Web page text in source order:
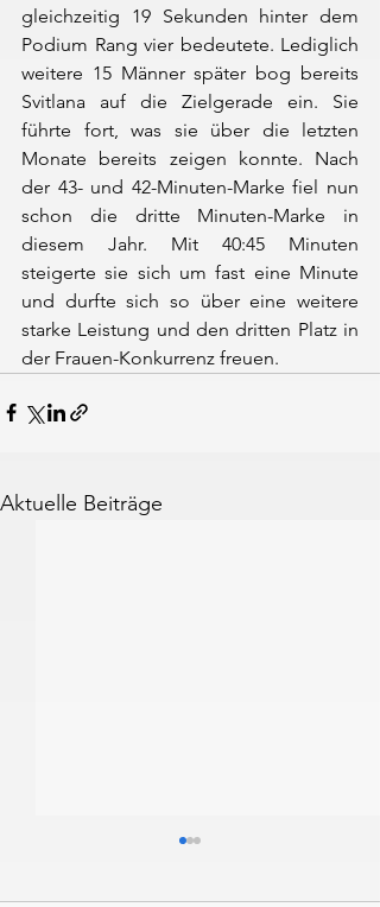
gleichzeitig 19 Sekunden hinter dem
Podium Rang vier bedeutete. Lediglich
weitere 15 Männer später bog bereits
Svitlana auf die Zielgerade ein. Sie
führte fort, was sie über die letzten
Monate bereits zeigen konnte. Nach
der 43- und 42-Minuten-Marke fiel nun
schon die dritte Minuten-Marke in
diesem Jahr. Mit 40:45 Minuten
steigerte sie sich um fast eine Minute
und durfte sich so über eine weitere
starke Leistung und den dritten Platz in
der Frauen-Konkurrenz freuen.
Aktuelle Beiträge